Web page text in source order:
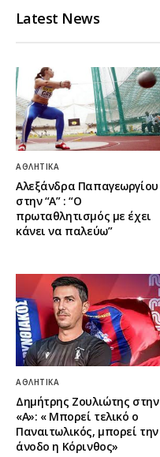
Latest News
ΑΘΛΗΤΙΚΆ
Αλεξάνδρα Παπαγεωργίου
στην “Α” : “Ο
πρωταθλητισμός με έχει
κάνει να παλεύω”
ΑΘΛΗΤΙΚΆ
Δημήτρης Ζουλιώτης στην
«Α»: « Μπορεί τελικό ο
Παναιτωλικός, μπορεί την
άνοδο η Κόρινθος»